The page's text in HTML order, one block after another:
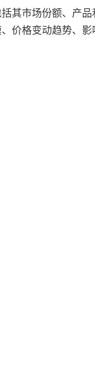
其市场份额、产品
价格变动趋势、影